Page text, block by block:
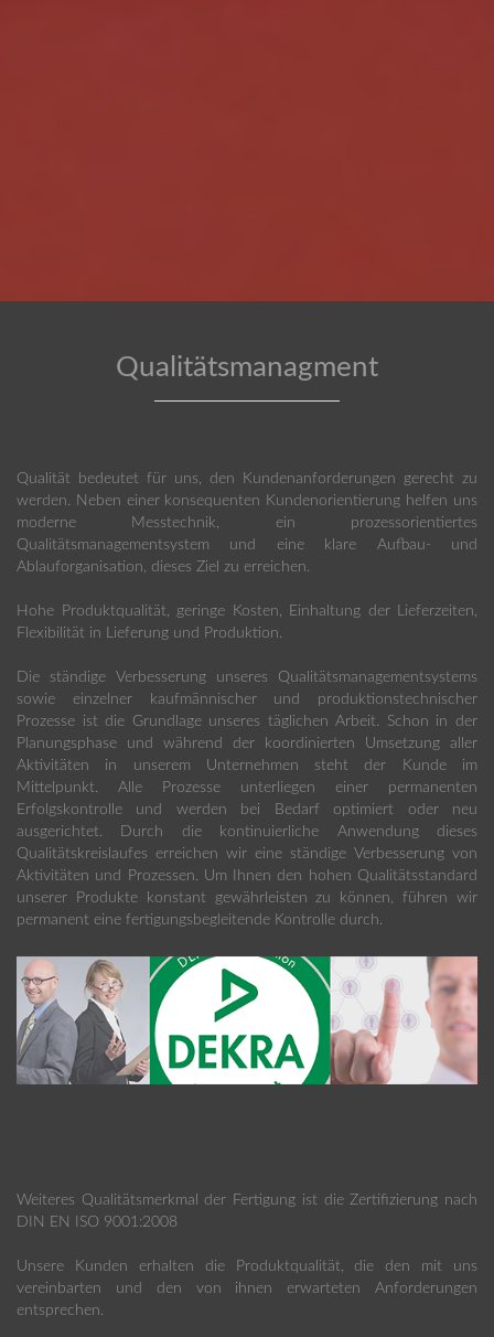
Qualitätsmanagment
Qualität bedeutet für uns, den Kundenanforderungen gerecht zu
werden. Neben einer konsequenten Kundenorientierung helfen uns
moderne Messtechnik, ein prozessorientiertes
Qualitätsmanagementsystem und eine klare Aufbau- und
Ablauforganisation, dieses Ziel zu erreichen.
Hohe Produktqualität, geringe Kosten, Einhaltung der Lieferzeiten,
Flexibilität in Lieferung und Produktion.
Die ständige Verbesserung unseres Qualitätsmanagementsystems
sowie einzelner kaufmännischer und produktionstechnischer
Prozesse ist die Grundlage unseres täglichen Arbeit. Schon in der
Planungsphase und während der koordinierten Umsetzung aller
Aktivitäten in unserem Unternehmen steht der Kunde im
Mittelpunkt. Alle Prozesse unterliegen einer permanenten
Erfolgskontrolle und werden bei Bedarf optimiert oder neu
ausgerichtet. Durch die kontinuierliche Anwendung dieses
Qualitätskreislaufes erreichen wir eine ständige Verbesserung von
Aktivitäten und Prozessen. Um Ihnen den hohen Qualitätsstandard
unserer Produkte konstant gewährleisten zu können, führen wir
permanent eine fertigungsbegleitende Kontrolle durch.
Weiteres Qualitätsmerkmal der Fertigung ist die Zertifizierung nach
DIN EN ISO 9001:2008
Unsere Kunden erhalten die Produktqualität, die den mit uns
vereinbarten und den von ihnen erwarteten Anforderungen
entsprechen.